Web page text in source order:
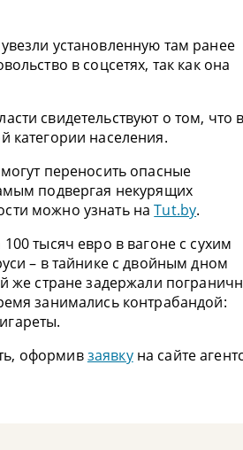
установленную там ранее
в соцсетях, так как она
свидетельствуют о том, что в
категории населения.
переносить опасные
подвергая некурящих
можно узнать наTut.by.
тысяч евро в вагоне с сухим
– в тайнике с двойным дном
же стране задержали
занимались контрабандой:
оформивзаявкуна сайте